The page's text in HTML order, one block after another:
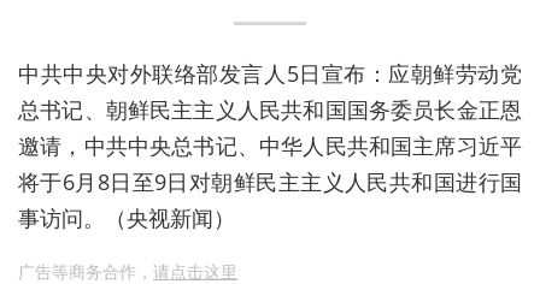
中共中央对外联络部发言人5日宣布：应朝鲜劳动党
总书记、朝鲜民主主义人民共和国国务委员长金正恩
邀请，中共中央总书记、中华人民共和国主席习近平
将于6月8日至9日对朝鲜民主主义人民共和国进行国
事访问。（央视新闻）
广告等商务合作， 请点击这里